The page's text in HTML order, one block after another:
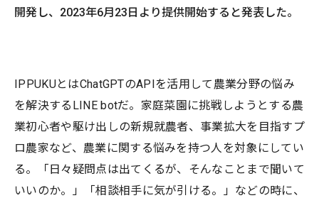
開発し、2023年6月23日より提供開始すると発表した。
IPPUKUとはChatGPTのAPIを活用して農業分野の悩み
を解決するLINE botだ。家庭菜園に挑戦しようとする農
業初心者や駆け出しの新規就農者、事業拡大を目指すプ
ロ農家など、農業に関する悩みを持つ人を対象にしてい
る。「日々疑問点は出てくるが、そんなことまで聞いて
いいのか。」「相談相手に気が引ける。」などの時に、